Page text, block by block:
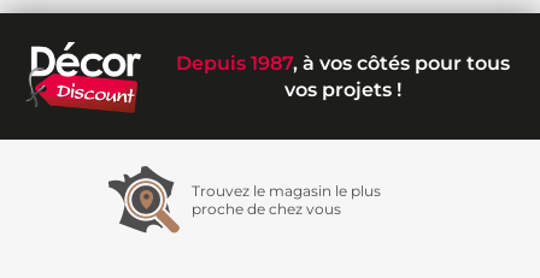
Depuis 1987, à vos côtés pour tous
vos projets !
Trouvez le magasin le plus
proche de chez vous